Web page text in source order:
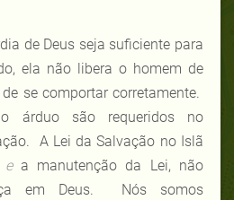
de Deus seja suficiente para
ela não libera o homem de
se comportar corretamente.
árduo são requeridos no
A Lei da Salvação no Islã
ea manutenção da Lei, não
em Deus. Nós somos